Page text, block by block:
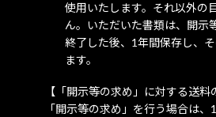
使用いたします。それ以外の
ん。いただいた書類は、開示
終了した後、1年間保存し、
ます。
【「開示等の求め」に対する送料
「開示等の求め」を行う場合は